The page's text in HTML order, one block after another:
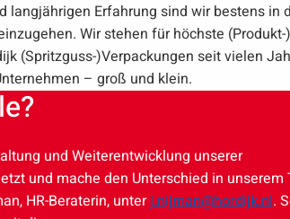
Erfahrung sind wir bestens in
Wir stehen für höchste
(Spritzguss-)Verpackungen seit vielen
– groß und klein.
und Weiterentwicklung unserer
und mache den Unterschied in unserem
HR-Beraterin, unterj.nijman@hordijk.nl.